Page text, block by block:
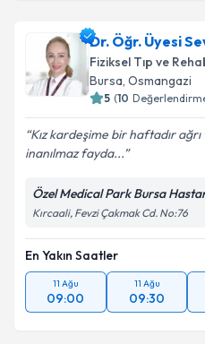
Dr. Öğr. Üyesi
Fiziksel Tıp ve
Bursa, Osmangazi
5 (10
Kız kardeşime bir haftadır
inanılmaz fayda...
Özel Medical Park Bursa
Kırcaali, Fevzi Çakmak Cd. No:76
En Yakın Saatler
11 Ağu
09:00
11 Ağu
09:30